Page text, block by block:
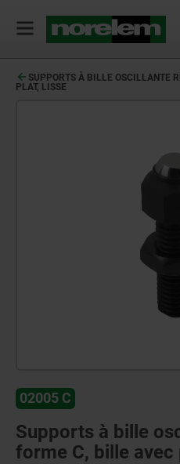
SUPPORTS À BILLE OSCILLANTE
PLAT, LISSE
02005 C
Supports à bille
forme C, bille avec